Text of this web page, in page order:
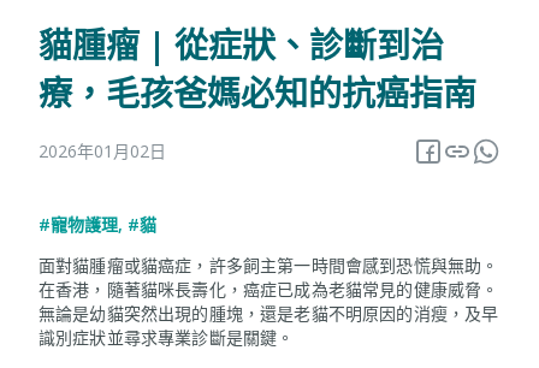
貓腫瘤 | 從症狀、診斷到治
療，毛孩爸媽必知的抗癌指南
2026年01月02日
#寵物護理, #貓
面對貓腫瘤或貓癌症，許多飼主第一時間會感到恐慌與無助。
在香港，隨著貓咪長壽化，癌症已成為老貓常見的健康威脅。
無論是幼貓突然出現的腫塊，還是老貓不明原因的消瘦，及早
識別症狀並尋求專業診斷是關鍵。